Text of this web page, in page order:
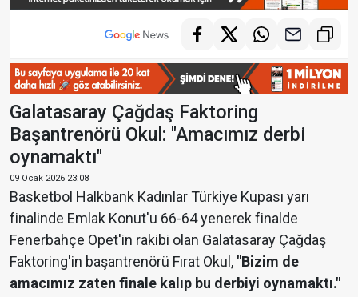
Galatasaray Çağdaş Faktoring
Başantrenörü Okul: "Amacımız derbi
oynamaktı"
09 Ocak 2026 23:08
Basketbol Halkbank Kadınlar Türkiye Kupası yarı
finalinde Emlak Konut'u 66-64 yenerek finalde
Fenerbahçe Opet'in rakibi olan Galatasaray Çağdaş
Faktoring'in başantrenörü Fırat Okul, "Bizim de
amacımız zaten finale kalıp bu derbiyi oynamaktı."